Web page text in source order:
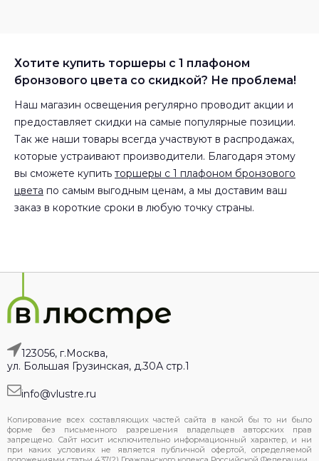
Хотите купить торшеры с 1 плафоном
бронзового цвета со скидкой? Не проблема!
Наш магазин освещения регулярно проводит акции и
предоставляет скидки на самые популярные позиции.
Так же наши товары всегда участвуют в распродажах,
которые устраивают производители. Благодаря этому
вы сможете купить торшеры с 1 плафоном бронзового
цвета по самым выгодным ценам, а мы доставим ваш
заказ в короткие сроки в любую точку страны.
123056, г.Москва,
ул. Большая Грузинская, д.30А стр.1
info@vlustre.ru
Копирование всех составляющих частей сайта в какой бы то ни было
форме без письменного разрешения владельцев авторских прав
запрещено. Сайт носит исключительно информационный характер, и ни
при каких условиях не является публичной офертой, определяемой